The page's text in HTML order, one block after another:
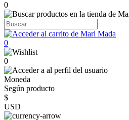
0
0
0
Moneda
Según producto
$
USD